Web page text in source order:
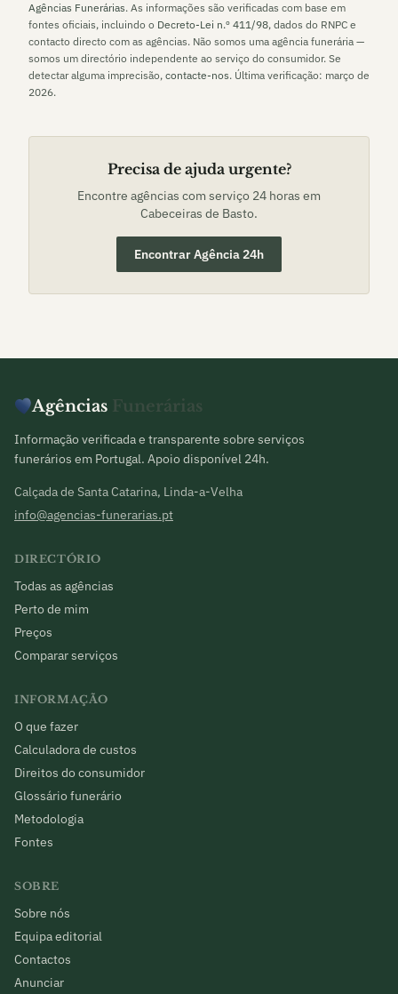
Agências Funerárias. As informações são verificadas com base em
fontes oficiais, incluindo o Decreto-Lei n.º 411/98, dados do RNPC e
contacto directo com as agências. Não somos uma agência funerária —
somos um directório independente ao serviço do consumidor. Se
detectar alguma imprecisão, contacte-nos. Última verificação: março de
2026.
Precisa de ajuda urgente?
Encontre agências com serviço 24 horas em
Cabeceiras de Basto.
Encontrar Agência 24h
Agências Funerárias
Informação verificada e transparente sobre serviços
funerários em Portugal. Apoio disponível 24h.
Calçada de Santa Catarina, Linda-a-Velha
info@agencias-funerarias.pt
DIRECTÓRIO
Todas as agências
Perto de mim
Preços
Comparar serviços
INFORMAÇÃO
O que fazer
Calculadora de custos
Direitos do consumidor
Glossário funerário
Metodologia
Fontes
SOBRE
Sobre nós
Equipa editorial
Contactos
Anunciar